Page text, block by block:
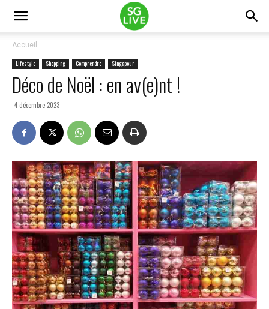
Accueil
Lifestyle Shopping Comprendre Singapour
Déco de Noël : en av(e)nt !
4 décembre 2023